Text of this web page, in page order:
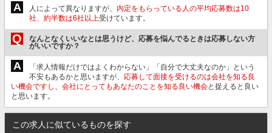
A 人によって異なりますが、 内定をもらっている人の平均応募数は10
社、約半数は6社以上受けています。
Q
なんとなくいいなとは思うけど、応募を悩んでるときは応募しない方
がいいですか？
A
「求人情報だけではよくわからない」「自分で大丈夫なのか」という
不安もあるかと思いますが、 応募して面接を受けるのは会社を知る良
い機会ですし、会社にとってもあなたのことを知る良い機会と捉えると良い
と思います。
この求人に似ているものを探す